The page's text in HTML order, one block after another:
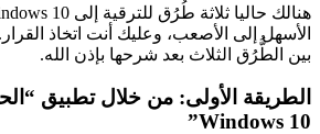
إلى الأصعب، وعليك أنت اتخاذ القرار.
الطُّرُق الثلاث بعد شرحها بإذن الله.
الأولى: من خلال تطبيق
Windows